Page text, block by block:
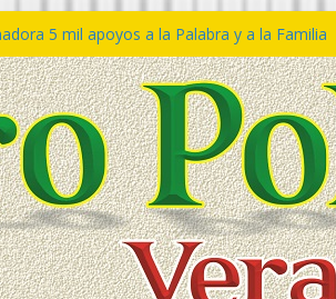
5 mil apoyos a la Palabra y a la Familia
Declaraciones de Procedencia en contra
𝙂𝙤𝙗𝙞𝙚𝙧𝙣𝙤 𝙙𝙚𝙡 𝙀𝙨𝙩𝙖𝙙𝙤 𝙖 𝙙𝙞𝙨𝙛𝙧𝙪𝙩𝙖𝙧
𝙙𝙚𝙡 𝙈𝙖𝙧 𝙚𝙣 𝘾𝙤𝙖𝙩𝙯𝙖𝙘𝙤𝙖𝙡𝙘𝙤𝙨
de policías con vocación de servicio y
SSP
Bravo rechaza acusaciones y asegura que
solicitud de desafuero